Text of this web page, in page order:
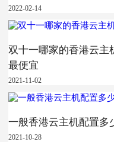
2022-02-14
双十一哪家的香港云主
最便宜
2021-11-02
一般香港云主机配置多
2021-10-28